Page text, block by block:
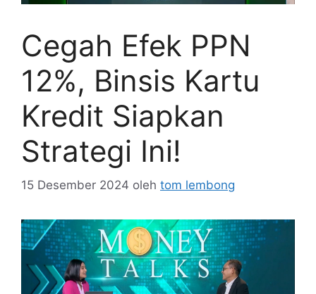
Cegah Efek PPN
12%, Binsis Kartu
Kredit Siapkan
Strategi Ini!
15 Desember 2024 oleh tom lembong